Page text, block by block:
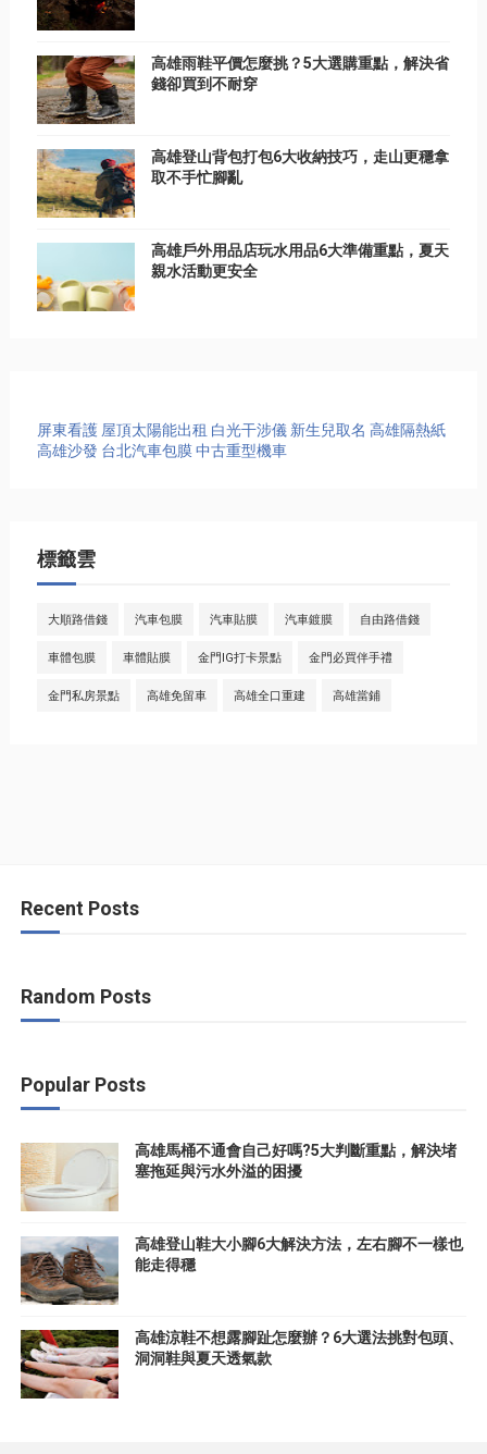
高雄雨鞋平價怎麼挑？5大選購重點，解決省
錢卻買到不耐穿
高雄登山背包打包6大收納技巧，走山更穩拿
取不手忙腳亂
高雄戶外用品店玩水用品6大準備重點，夏天
親水活動更安全
屏東看護 屋頂太陽能出租 白光干涉儀 新生兒取名 高雄隔熱紙
高雄沙發 台北汽車包膜中古重型機車
標籤雲
大順路借錢 汽車包膜 汽車貼膜 汽車鍍膜 自由路借錢
車體包膜 車體貼膜 金門IG打卡景點 金門必買伴手禮
金門私房景點 高雄免留車 高雄全口重建 高雄當鋪
Recent Posts
Random Posts
Popular Posts
高雄馬桶不通會自己好嗎?5大判斷重點，解決堵
塞拖延與污水外溢的困擾
高雄登山鞋大小腳6大解決方法，左右腳不一樣也
能走得穩
高雄涼鞋不想露腳趾怎麼辦？6大選法挑對包頭、
洞洞鞋與夏天透氣款